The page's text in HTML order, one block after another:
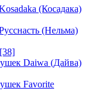
(Косадака)
(Нельма)
[38]
Daiwa (Дайва)
Favorite